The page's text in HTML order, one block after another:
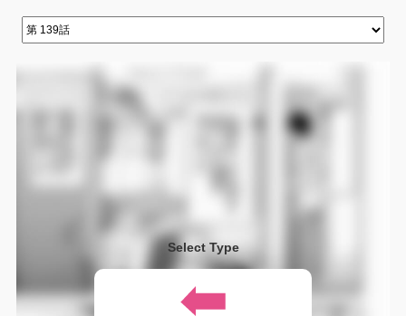
Select Type